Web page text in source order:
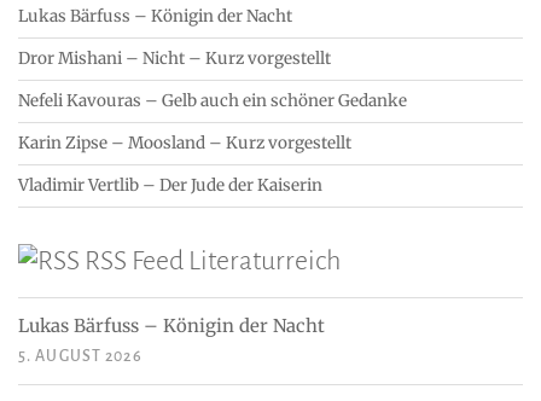
Lukas Bärfuss – Königin der Nacht
Dror Mishani – Nicht – Kurz vorgestellt
Nefeli Kavouras – Gelb auch ein schöner Gedanke
Karin Zipse – Moosland – Kurz vorgestellt
Vladimir Vertlib – Der Jude der Kaiserin
RSS Feed Literaturreich
Lukas Bärfuss – Königin der Nacht
5. AUGUST 2026